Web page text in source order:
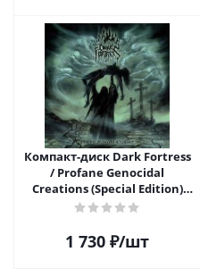
Компакт-диск Dark Fortress
/ Profane Genocidal
Creations (Special Edition)
(CD)
1 730 ₽/шт